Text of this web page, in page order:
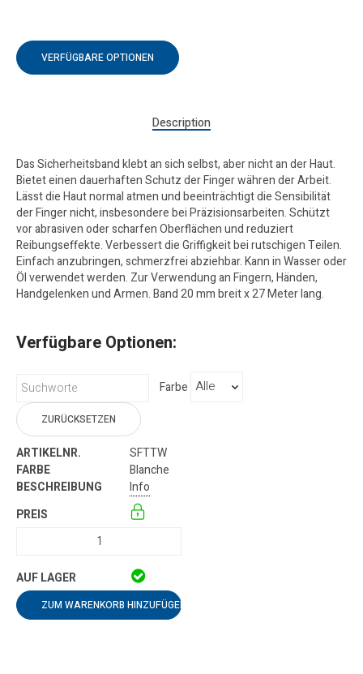
VERFÜGBARE OPTIONEN
Description
Das Sicherheitsband klebt an sich selbst, aber nicht an der Haut.
Bietet einen dauerhaften Schutz der Finger währen der Arbeit.
Lässt die Haut normal atmen und beeinträchtigt die Sensibilität
der Finger nicht, insbesondere bei Präzisionsarbeiten. Schützt
vor abrasiven oder scharfen Oberflächen und reduziert
Reibungseffekte. Verbessert die Griffigkeit bei rutschigen Teilen.
Einfach anzubringen, schmerzfrei abziehbar. Kann in Wasser oder
Öl verwendet werden. Zur Verwendung an Fingern, Händen,
Handgelenken und Armen. Band 20 mm breit x 27 Meter lang.
Verfügbare Optionen:
Farbe
ZURÜCKSETZEN
SFTTW
Blanche
Info
ZUM WARENKORB HINZUFÜGEN